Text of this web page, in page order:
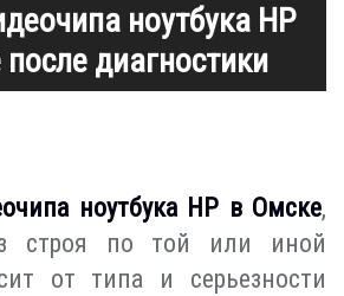
ноутбука HP
диагностики
ноутбука HP в Омске,
строя по той или иной
от типа и серьезности